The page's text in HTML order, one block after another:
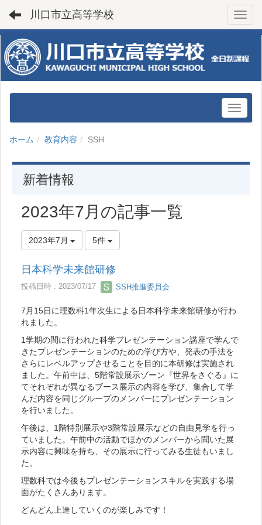
川口市立高等学校
ホーム 教育内容 SSH
新着情報
2023年7月の記事一覧
2023年7月 5件
日本科学未来館研修
投稿日時 : 2023/07/17 SSH推進委員会
7月15日に理数科1年次生による日本科学未来館研修が行わ
れました。
1学期の間に行われた科学プレゼンテーション講座で学んで
きたプレゼンテーションのための学び方や、発表の手法を
さらにレベルアップさせることを目的に本研修は実施され
ました。午前中は、5階常設展示ゾーン『世界をさぐる』に
てそれぞれが異なるブース展示の内容を学び、集合して学
んだ内容を同じグループのメンバーにプレゼンテーション
を行いました。
午後は、1階特別展示や3階常設展示などの自由見学を行っ
ていました。午前中の活動でほかのメンバーから聞いた展
示内容に興味を持ち、その展示に行ってみる生徒もいまし
た。
理数科では今後もプレゼンテーションスキルを実践する場
面がたくさんあります。
どんどん上達していくのが楽しみです！